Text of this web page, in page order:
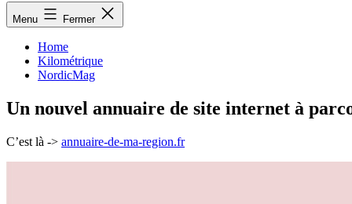
treasuresoftheweb.org
Menu Fermer
Home
Kilométrique
NordicMag
Un nouvel annuaire de site internet à
C’est là -> annuaire-de-ma-region.fr